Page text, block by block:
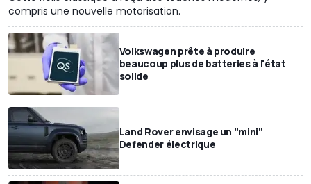
compris une nouvelle motorisation.
Volkswagen prête à produire
beaucoup plus de batteries à l'état
solide
Land Rover envisage un "mini"
Defender électrique